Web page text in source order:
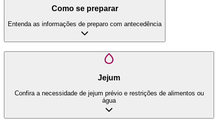
Como se preparar
Entenda as informações de preparo com antecedência
Jejum
Confira a necessidade de jejum prévio e restrições de alimentos ou
água